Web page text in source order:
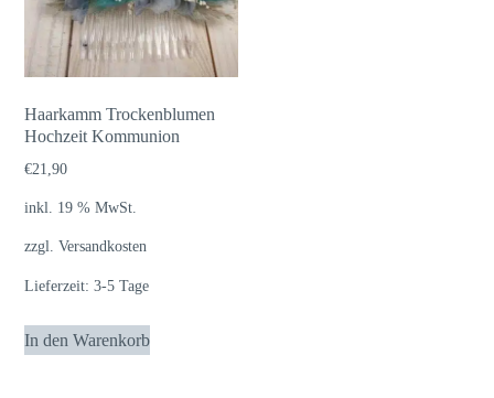
Haarkamm Trockenblumen
Hochzeit Kommunion
€21,90
inkl. 19 % MwSt.
zzgl.Versandkosten
Lieferzeit:3-5 Tage
In den Warenkorb